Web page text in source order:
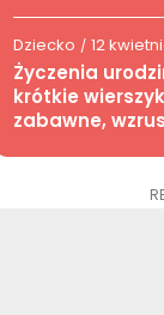
Dziecko / 12
Życzenia
krótkie
zabawne,